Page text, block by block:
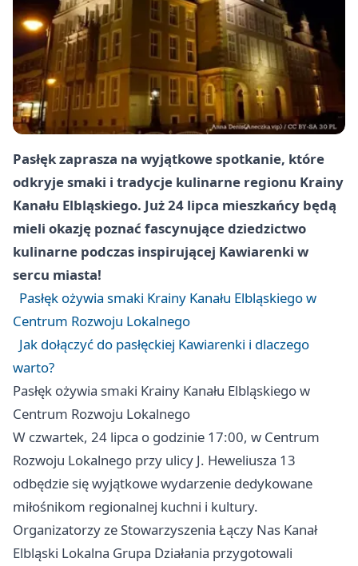
Pasłęk zaprasza na wyjątkowe spotkanie, które
odkryje smaki i tradycje kulinarne regionu Krainy
Kanału Elbląskiego. Już 24 lipca mieszkańcy będą
mieli okazję poznać fascynujące dziedzictwo
kulinarne podczas inspirującej Kawiarenki w
sercu miasta!
Pasłęk ożywia smaki Krainy Kanału Elbląskiego w
Centrum Rozwoju Lokalnego
Jak dołączyć do pasłęckiej Kawiarenki i dlaczego
warto?
Pasłęk ożywia smaki Krainy Kanału Elbląskiego w
Centrum Rozwoju Lokalnego
W czwartek, 24 lipca o godzinie 17:00, w Centrum
Rozwoju Lokalnego przy ulicy J. Heweliusza 13
odbędzie się wyjątkowe wydarzenie dedykowane
miłośnikom regionalnej kuchni i kultury.
Organizatorzy ze Stowarzyszenia Łączy Nas Kanał
Elbląski Lokalna Grupa Działania przygotowali